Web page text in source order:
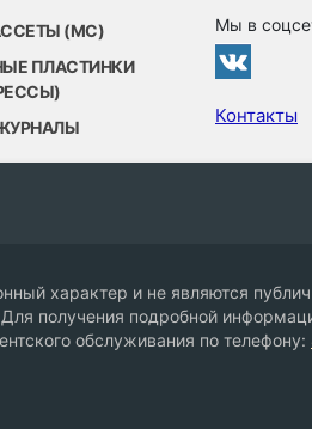
(MC)
ПЛАСТИНКИ
Мы в
Контакты
характер и не являются
получения подробной
обслуживания по телефону: